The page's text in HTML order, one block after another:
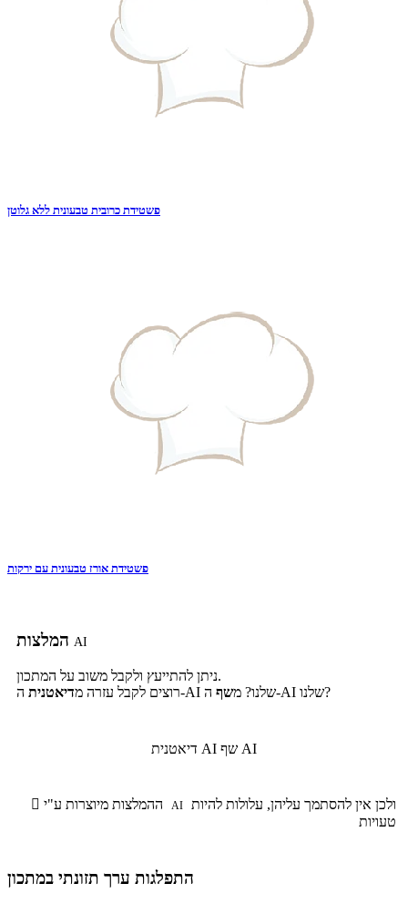
פשטידת כרובית טבעונית ללא גלוטן
פשטידת אורז טבעונית עם ירקות
AI
ניתן להתייעץ ולקבל משוב על המתכון.
רוצים לקבל עזרה מדיאטנית ה-AI שלנו? משף ה-AI שלנו?
דיאטנית AI שף AI
 AI
טעויות
התפלגות ערך תזונתי במתכון